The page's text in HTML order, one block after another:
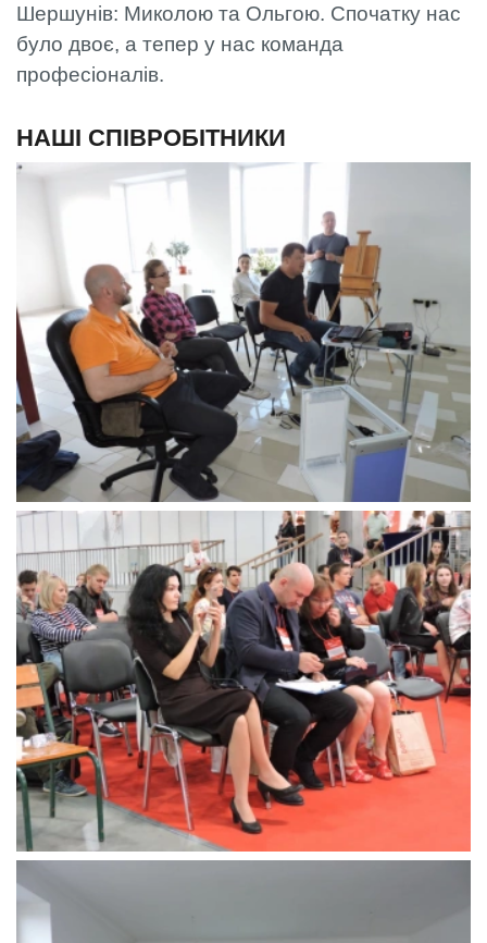
Шершунів: Миколою та Ольгою. Спочатку нас
було двоє, а тепер у нас команда
професіоналів.
НАШІ СПІВРОБІТНИКИ